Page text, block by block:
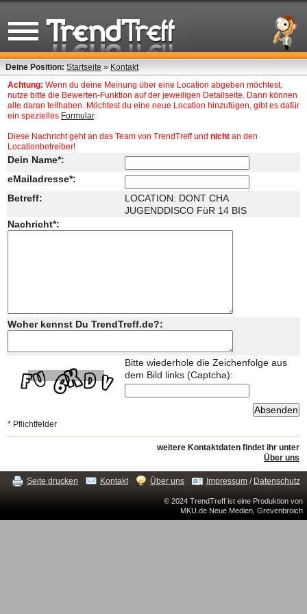
Deine Position: Startseite » Kontakt
Achtung: Wenn du deine Meinung über eine Location abgeben möchtest,
nutze bitte die Bewerten-Funktion auf der jeweiligen Detailseite. Dann können
alle daran teilhaben. Möchtest du eine neue Location hinzufügen, gibt es dafür
ein spezielles Formular.
Diese Nachricht geht an das Team von TrendTreff und nicht an den
Locationbetreiber!
Dein Name*:
eMailadresse*:
Betreff:
LOCATION: DONT CHA
JUGENDDISCO FüR 14 BIS
Nachricht*:
Woher kennst Du TrendTreff.de?:
Bitte wiederhole die Zeichenfolge aus
dem Bild links (Captcha):
* Pflichtfelder
weitere Kontaktdaten findet ihr unter
Über uns
Seite drucken Kontakt Über uns Impressum / Datenschutz
© 2024 TrendTreff ist eine Produktion von
MKU.de Neue Medien, Grevenbroich